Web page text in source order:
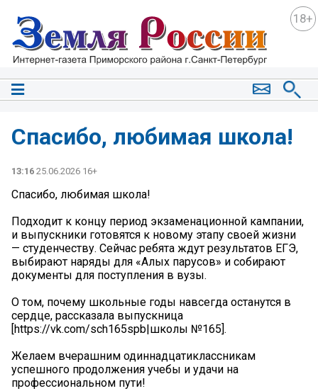
18+
Спасибо, любимая школа!
13:16 25.06.2026 16+
Спасибо, любимая школа!
Подходит к концу период экзаменационной кампании,
и выпускники готовятся к новому этапу своей жизни
— студенчеству. Сейчас ребята ждут результатов ЕГЭ,
выбирают наряды для «Алых парусов» и собирают
документы для поступления в вузы.
О том, почему школьные годы навсегда останутся в
сердце, рассказала выпускница
[https://vk.com/sch165spb|школы №165].
Желаем вчерашним одиннадцатиклассникам
успешного продолжения учебы и удачи на
профессиональном пути!